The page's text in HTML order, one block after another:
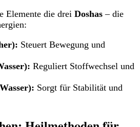
Elemente die drei Doshas – die
Steuert Bewegung und
Reguliert Stoffwechsel und
Sorgt für Stabilität und